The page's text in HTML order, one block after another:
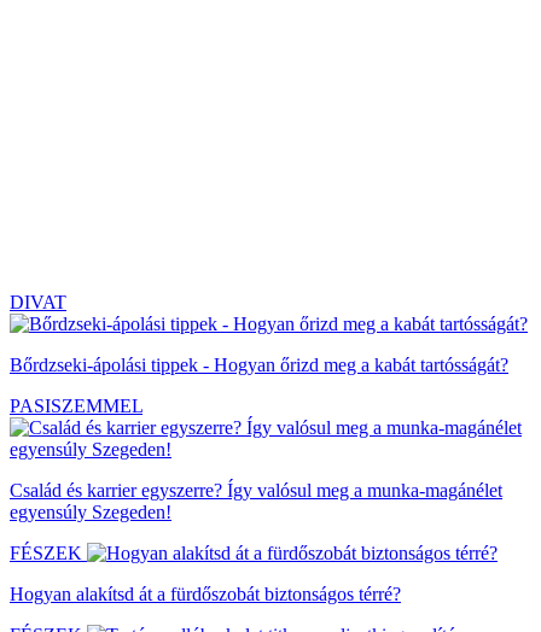
DIVAT
Bőrdzseki-ápolási tippek - Hogyan őrizd meg a kabát tartósságát?
PASISZEMMEL
Család és karrier egyszerre? Így valósul meg a munka-magánélet
egyensúly Szegeden!
FÉSZEK
Hogyan alakítsd át a fürdőszobát biztonságos térré?